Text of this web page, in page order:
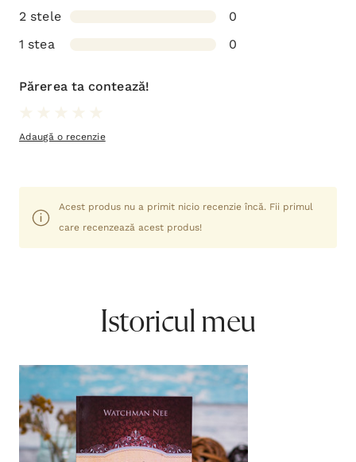
2 stele
0
1 stea
0
Părerea ta contează!
Adaugă o recenzie
Acest produs nu a primit nicio recenzie încă. Fii primul
care recenzează acest produs!
Istoricul meu